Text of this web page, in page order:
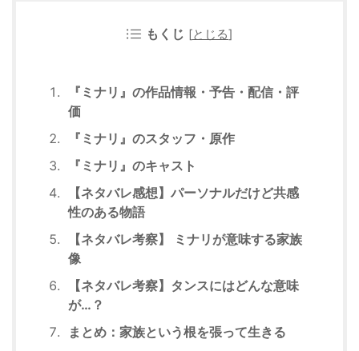
もくじ [とじる]
『ミナリ』の作品情報・予告・配信・評
価
『ミナリ』のスタッフ・原作
『ミナリ』のキャスト
【ネタバレ感想】パーソナルだけど共感
性のある物語
【ネタバレ考察】 ミナリが意味する家族
像
【ネタバレ考察】タンスにはどんな意味
が…？
まとめ：家族という根を張って生きる